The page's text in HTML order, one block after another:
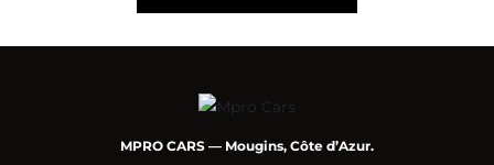
MPRO CARS — Mougins, Côte d’Azur.